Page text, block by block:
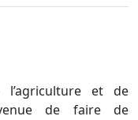
et de
venue de faire de